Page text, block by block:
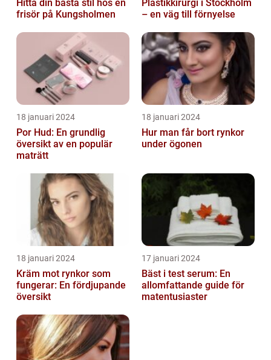
Hitta din bästa stil hos en
frisör på Kungsholmen
Plastikkirurgi i Stockholm
– en väg till förnyelse
18 januari 2024
Por Hud: En grundlig
översikt av en populär
maträtt
18 januari 2024
Hur man får bort rynkor
under ögonen
18 januari 2024
Kräm mot rynkor som
fungerar: En fördjupande
översikt
17 januari 2024
Bäst i test serum: En
allomfattande guide för
matentusiaster